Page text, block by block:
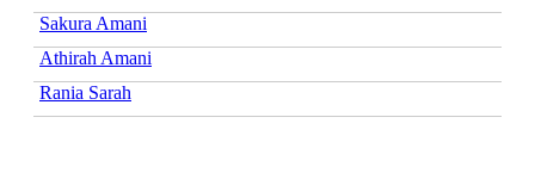
Sakura Amani
Athirah Amani
Rania Sarah